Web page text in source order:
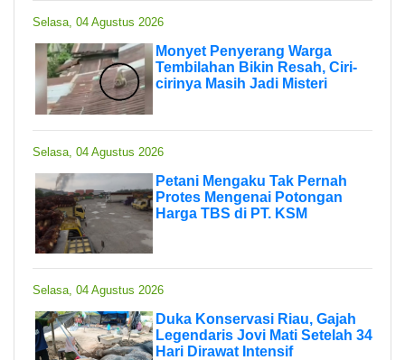
Selasa, 04 Agustus 2026
Monyet Penyerang Warga
Tembilahan Bikin Resah, Ciri-
cirinya Masih Jadi Misteri
Selasa, 04 Agustus 2026
Petani Mengaku Tak Pernah
Protes Mengenai Potongan
Harga TBS di PT. KSM
Selasa, 04 Agustus 2026
Duka Konservasi Riau, Gajah
Legendaris Jovi Mati Setelah 34
Hari Dirawat Intensif